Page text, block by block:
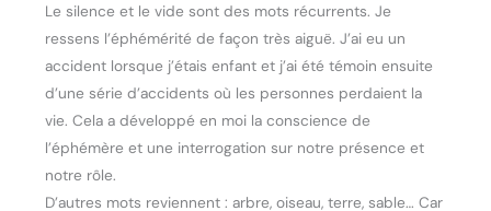
Le silence et le vide sont des mots récurrents. Je
ressens l’éphémérité de façon très aiguë. J’ai eu un
accident lorsque j’étais enfant et j’ai été témoin ensuite
d’une série d’accidents où les personnes perdaient la
vie. Cela a développé en moi la conscience de
l’éphémère et une interrogation sur notre présence et
notre rôle.
D’autres mots reviennent : arbre, oiseau, terre, sable… Car